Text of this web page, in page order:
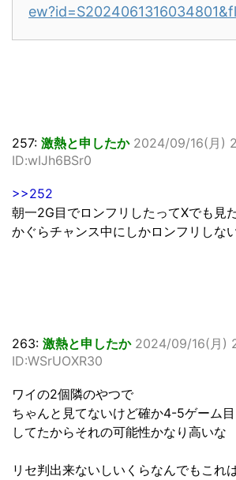
257: 激熱と申したか 2024/09/16(月)
ID:wIJh6BSr0
>>252
朝一2G目でロンフリしたってXでも見
かぐらチャンス中にしかロンフリしな
263: 激熱と申したか 2024/09/16(月)
ID:WSrUOXR30
ワイの2個隣のやつで
ちゃんと見てないけど確か4-5ゲーム
してたからそれの可能性かなり高いな
リセ判出来ないしいくらなんでもこれ